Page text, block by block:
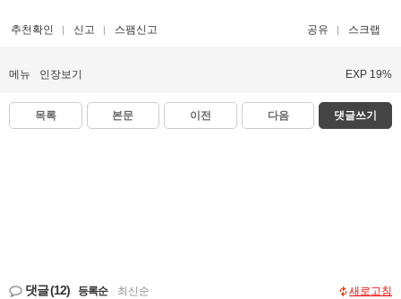
추천확인 신고 스팸신고 공유 스크랩
메뉴 인장보기 EXP 19%
목록 본문 이전 다음 댓글쓰기
댓글(12) 등록순 최신순 새로고침